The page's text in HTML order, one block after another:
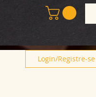
Login/Registre-se